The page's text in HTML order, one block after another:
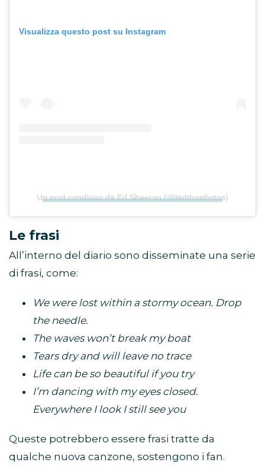
Visualizza questo post su Instagram
Un post condiviso da Ed Sheeran (@teddysphotos)
Le frasi
All’interno del diario sono disseminate una serie
di frasi, come:
We were lost within a stormy ocean. Drop
the needle.
The waves won’t break my boat
Tears dry and will leave no trace
Life can be so beautiful if you try
I’m dancing with my eyes closed.
Everywhere I look I still see you
Queste potrebbero essere frasi tratte da
qualche nuova canzone, sostengono i fan.